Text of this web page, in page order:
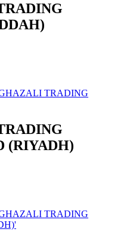
TRADING
(RIYADH)
TRADING